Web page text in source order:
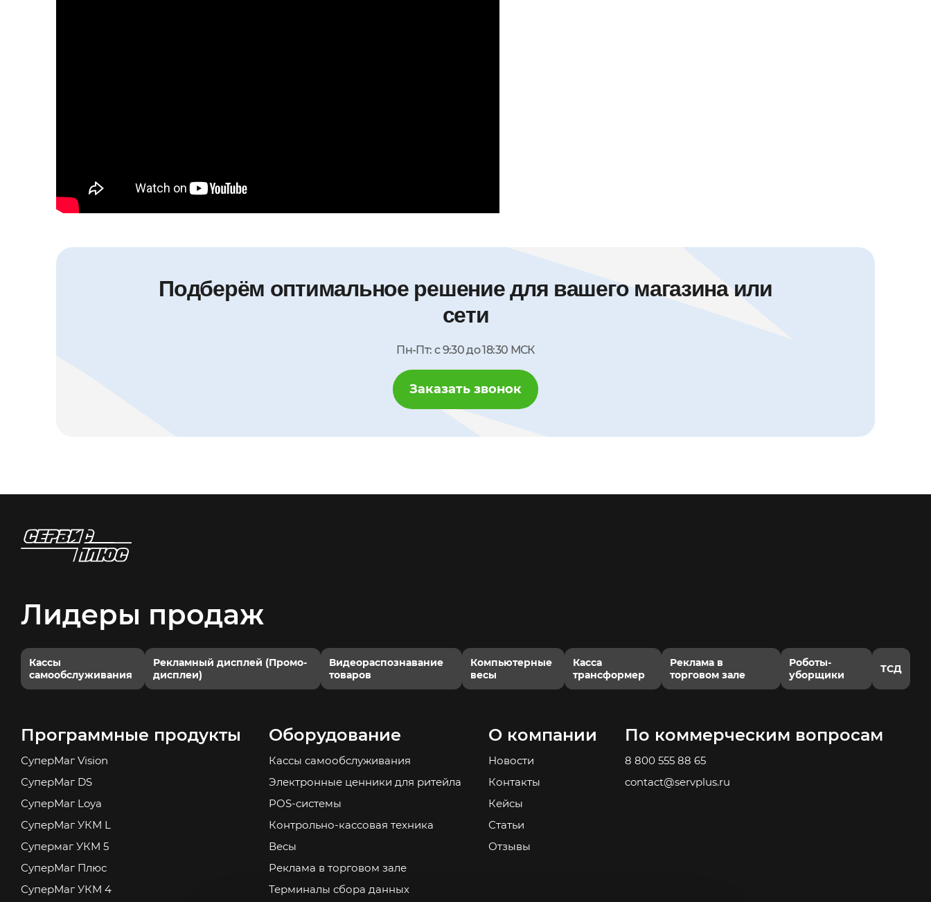
Подберём оптимальное решение для вашего магазина или
сети
Пн-Пт: с 9:30 до 18:30 МСК
Заказать звонок
Лидеры продаж
Кассы
самообслуживания
Рекламный дисплей (Промо-
дисплеи)
Видеораспознавание
товаров
Компьютерные
весы
Касса
трансформер
Реклама в
торговом зале
Роботы-
уборщики
ТСД
Программные продукты
СуперМаг Vision
СуперМаг DS
СуперМаг Loya
СуперМаг УКМ L
Супермаг УКМ 5
СуперМаг Плюс
СуперМаг УКМ 4
Оборудование
Кассы самообслуживания
Электронные ценники для ритейла
POS-системы
Контрольно-кассовая техника
Весы
Реклама в торговом зале
Терминалы сбора данных
О компании
Новости
Контакты
Кейсы
Статьи
Отзывы
По коммерческим вопросам
8 800 555 88 65
contact@servplus.ru